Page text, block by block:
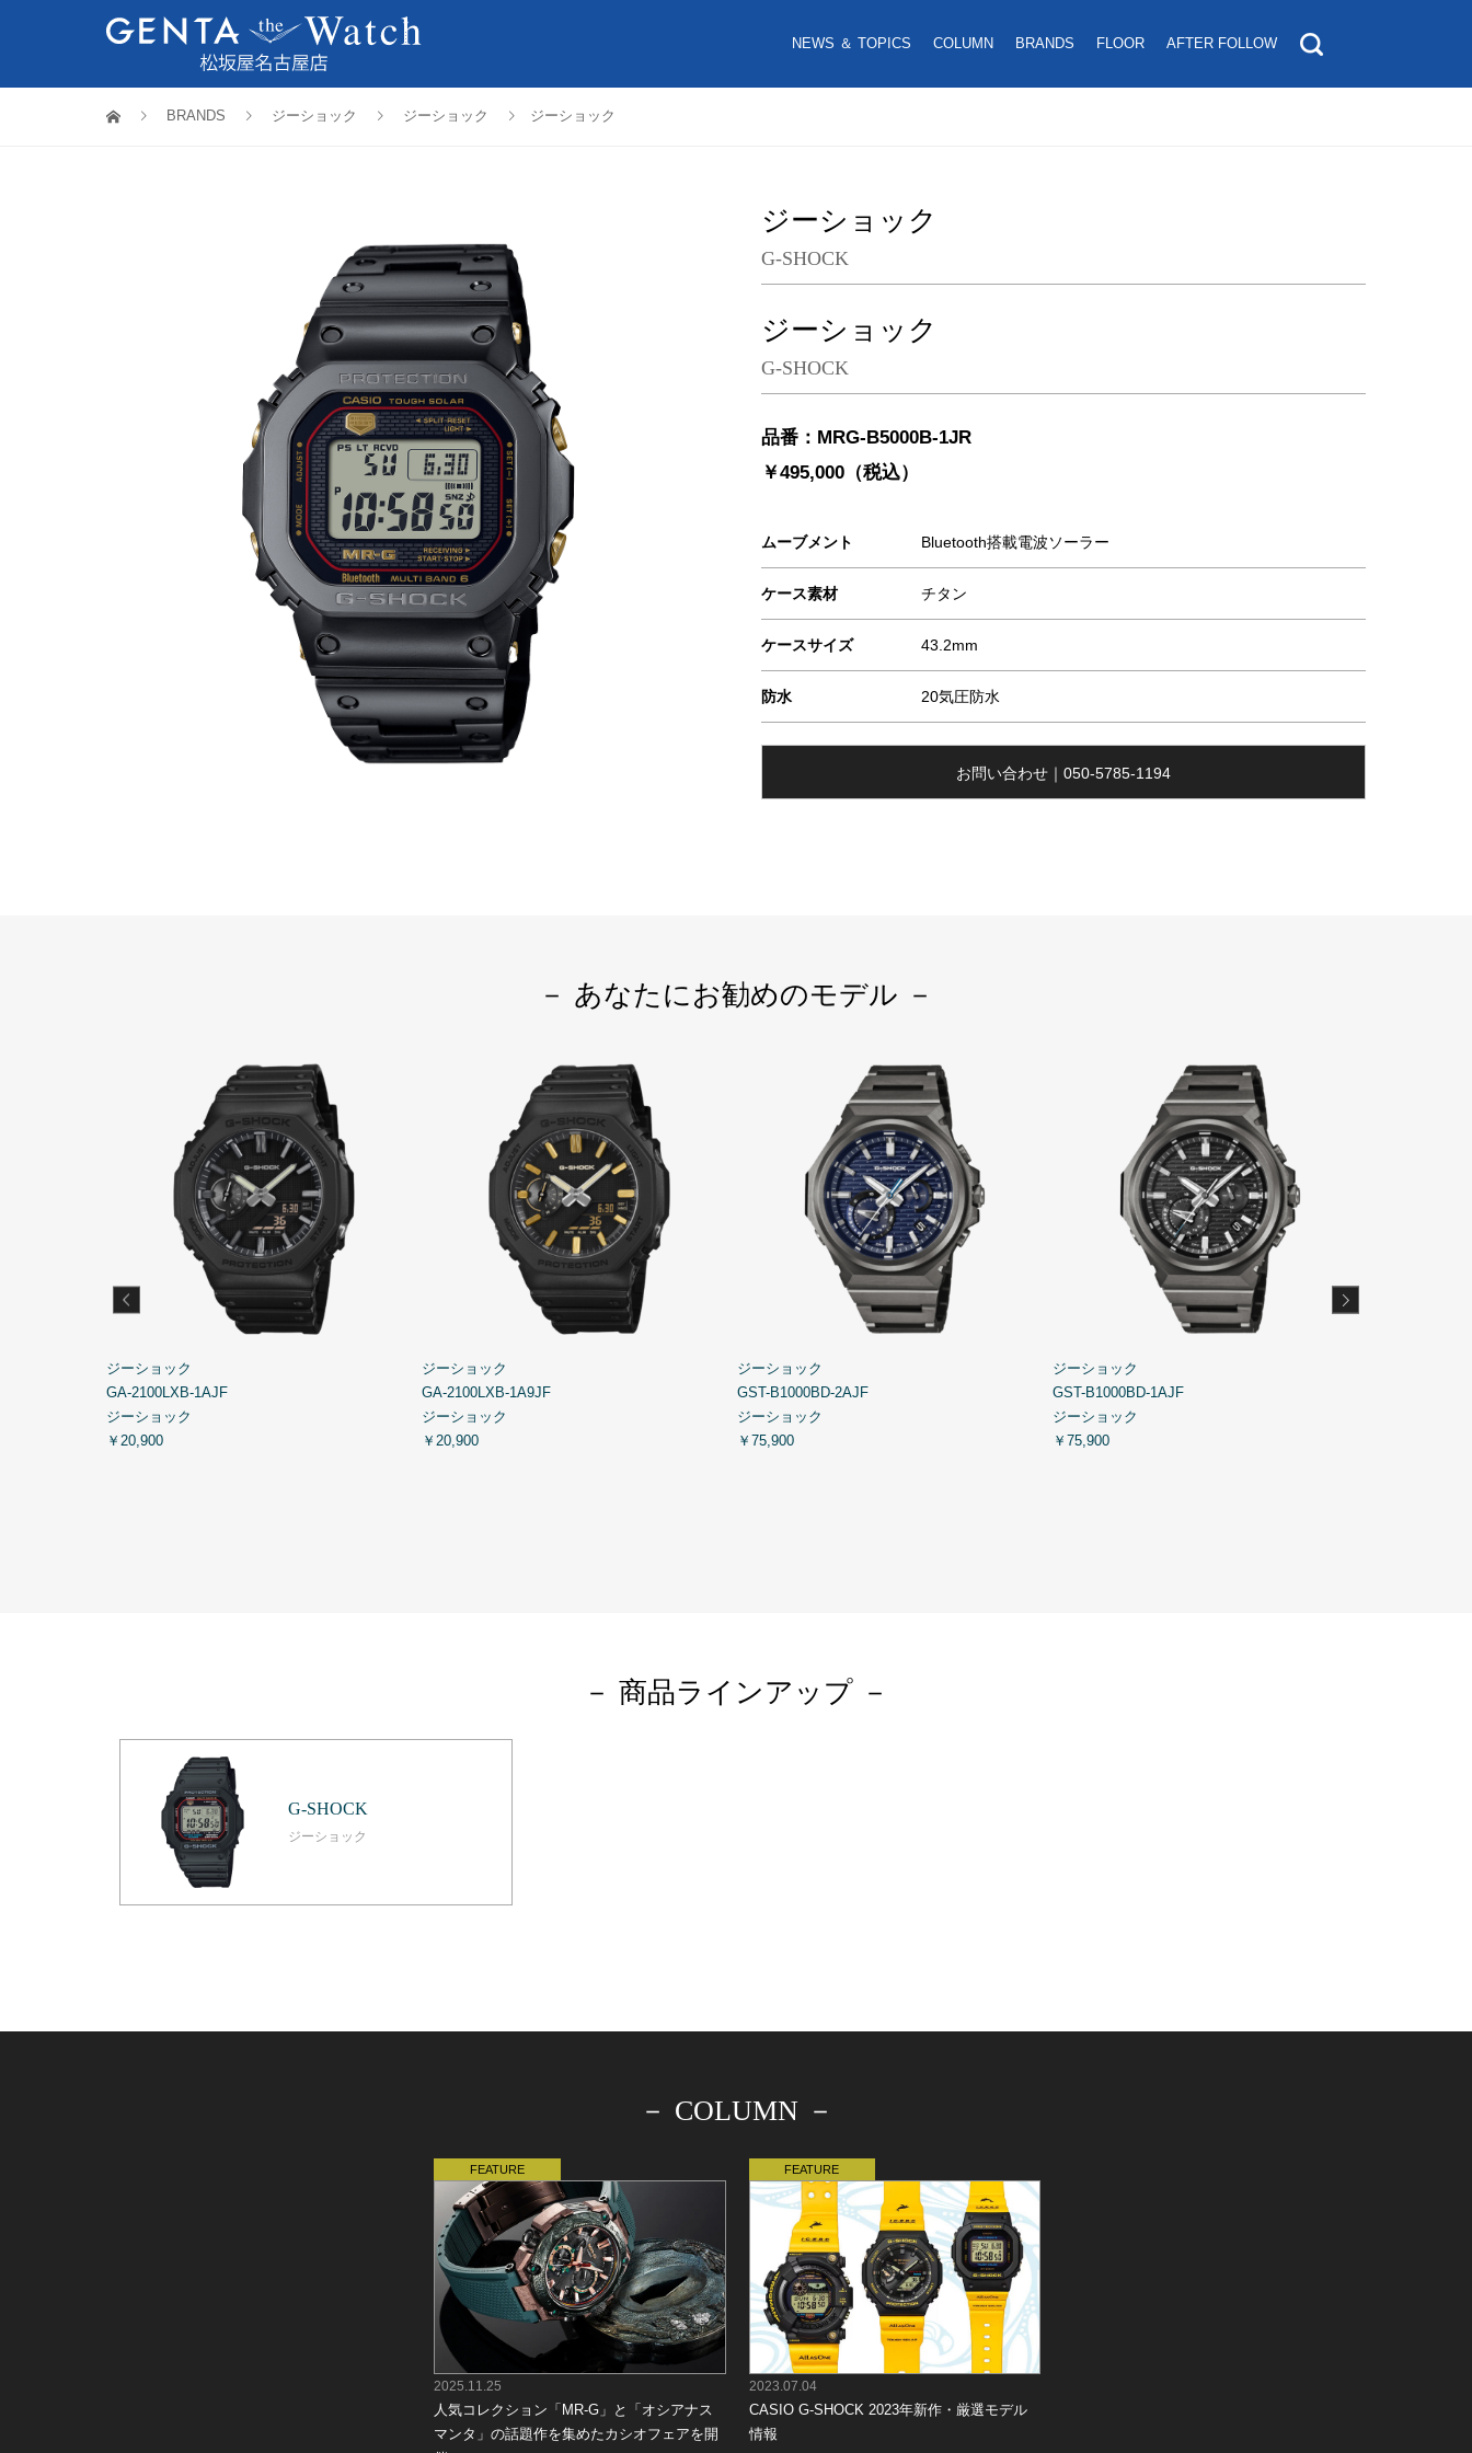
NEWS ＆ TOPICS COLUMN BRANDS FLOOR AFTER FOLLOW
BRANDS ジーショック ジーショック ジーショック
ジーショック
G-SHOCK
ジーショック
G-SHOCK
品番：MRG-B5000B-1JR
￥495,000（税込）
ムーブメント Bluetooth搭載電波ソーラー
ケース素材 チタン
ケースサイズ 43.2mm
防水 20気圧防水
お問い合わせ｜050-5785-1194
－ あなたにお勧めのモデル －
ジーショック
GA-2100LXB-1AJF
ジーショック
￥20,900
ジーショック
GA-2100LXB-1A9JF
ジーショック
￥20,900
ジーショック
GST-B1000BD-2AJF
ジーショック
￥75,900
ジーショック
GST-B1000BD-1AJF
ジーショック
￥75,900
－ 商品ラインアップ －
G-SHOCK
ジーショック
－ COLUMN －
2025.11.25
人気コレクション「MR-G」と「オシアナス
マンタ」の話題作を集めたカシオフェアを開
2023.07.04
CASIO G-SHOCK 2023年新作・厳選モデル
情報